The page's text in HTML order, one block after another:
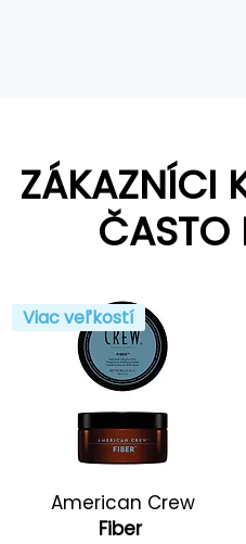
ZÁKAZNÍCI
ČASTO
Viac veľkostí
American Crew
Fiber